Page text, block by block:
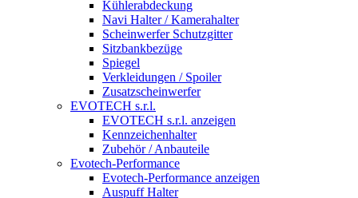
Kühlerabdeckung
Navi Halter / Kamerahalter
Scheinwerfer Schutzgitter
Sitzbankbezüge
Spiegel
Verkleidungen / Spoiler
Zusatzscheinwerfer
EVOTECH s.r.l.
EVOTECH s.r.l. anzeigen
Kennzeichenhalter
Zubehör / Anbauteile
Evotech-Performance
Evotech-Performance anzeigen
Auspuff Halter